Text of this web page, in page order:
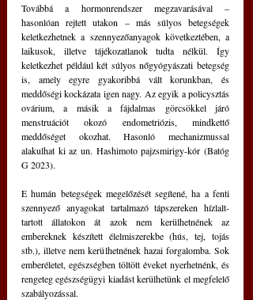
Továbbá a hormonrendszer megzavarásával –
hasonlóan rejtett utakon – más súlyos betegségek
keletkezhetnek a szennyezőanyagok következtében, a
laikusok, illetve tájékozatlanok tudta nélkül. Így
keletkezhet például két súlyos nőgyógyászati betegség
is, amely egyre gyakoribbá vált korunkban, és
meddőségi kockázata igen nagy. Az egyik a policysztás
ovárium, a másik a fájdalmas görcsökkel járó
menstruációt okozó endometriózis, mindkettő
meddőséget okozhat. Hasonló mechanizmussal
alakulhat ki az un. Hashimoto pajzsmirigy-kór (Batóg
G 2023).
E humán betegségek megelőzését segítené, ha a fenti
szennyező anyagokat tartalmazó tápszereken hízlalt-
tartott állatokon át azok nem kerülhetnének az
embereknek készített élelmiszerekbe (hús, tej, tojás
stb.), illetve nem kerülhetnének hazai forgalomba. Sok
emberéletet, egészségben töltött éveket nyerhetnénk, és
rengeteg egészségügyi kiadást kerülhetünk el megfelelő
szabályozással.